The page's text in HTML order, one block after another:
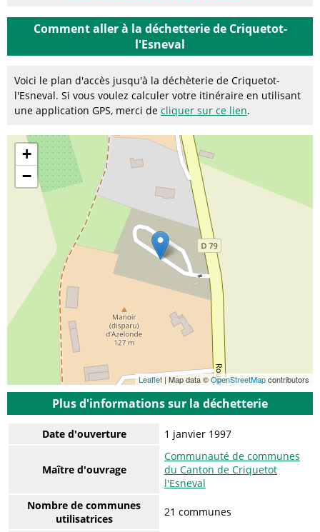
Comment aller à la déchetterie de Criquetot-
l'Esneval
Voici le plan d'accès jusqu'à la déchèterie de Criquetot-
l'Esneval. Si vous voulez calculer votre itinéraire en utilisant
une application GPS, merci de cliquer sur ce lien.
+
−
Leaflet | Map data ©OpenStreetMapcontributors
Plus d'informations sur la déchetterie
Date d'ouverture 1 janvier 1997
Maître d'ouvrage
Communauté de communes
du Canton de Criquetot
l'Esneval
Nombre de communes
utilisatrices
21 communes